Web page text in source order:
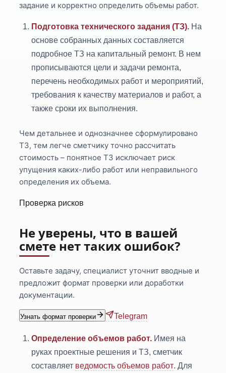
задание и корректно определить объемы работ.
Подготовка технического задания (ТЗ). На
основе собранных данных составляется
подробное ТЗ на капитальный ремонт. В нем
прописываются цели и задачи ремонта,
перечень необходимых работ и мероприятий,
требования к качеству материалов и работ, а
также сроки их выполнения.
Чем детальнее и однозначнее сформулировано
ТЗ, тем легче сметчику точно рассчитать
стоимость – понятное ТЗ исключает риск
упущения каких-либо работ или неправильного
определения их объема.
Проверка рисков
Не уверены, что в вашей
смете нет таких ошибок?
Оставьте задачу, специалист уточнит вводные и
предложит формат проверки или доработки
документации.
Узнать формат проверки Telegram
Определение объемов работ. Имея на
руках проектные решения и ТЗ, сметчик
составляет ведомость объемов работ. Для